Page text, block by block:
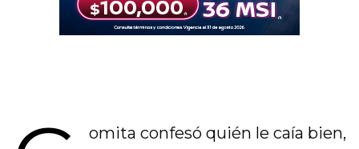
omita confesó quién le caía bien,